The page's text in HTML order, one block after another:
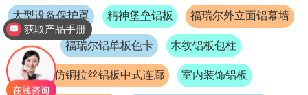
大型设备保护罩 精神堡垒铝板 福瑞尔外立面铝幕墙
福瑞尔铝单板色卡 木纹铝板包柱
仿铜拉丝铝板中式连廊 室内装饰铝板
获取产品手册